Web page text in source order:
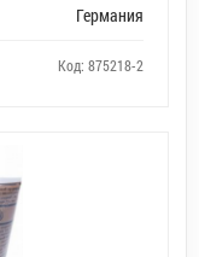
Германия
Код: 875218-2